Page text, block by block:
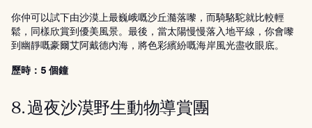
你仲可以試下由沙漠上最巍峨嘅沙丘瀡落嚟，而騎駱駝就比較輕
鬆，同樣欣賞到優美風景。最後，當太陽慢慢落入地平線，你會嚟
到幽靜嘅豪爾艾阿戴德內海，將色彩繽紛嘅海岸風光盡收眼底。
歷時：5 個鐘
8. 過夜沙漠野生動物導賞團